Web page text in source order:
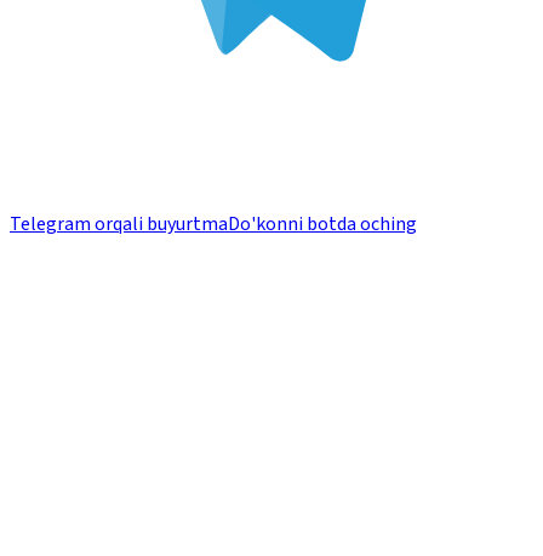
Telegram orqali buyurtmaDo'konni botda oching